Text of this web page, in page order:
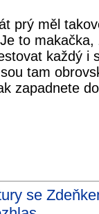
prý měl
to
každý i
tam
zapadnete
se